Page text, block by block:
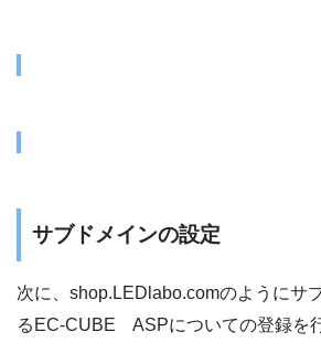
サブドメインの設定
次に、shop.LEDlabo.comのようにサ
るEC-CUBE ASPについての登録を